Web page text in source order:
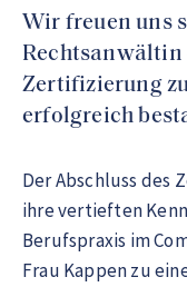
Wir freuen uns
Rechtsanwältin
Zertifizierung
erfolgreich
Der Abschluss des
ihre vertieften
Berufspraxis im
Frau Kappen zu